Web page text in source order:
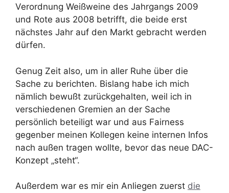
Verordnung Weißweine des Jahrgangs 2009
und Rote aus 2008 betrifft, die beide erst
nächstes Jahr auf den Markt gebracht werden
dürfen.
Genug Zeit also, um in aller Ruhe über die
Sache zu berichten. Bislang habe ich mich
nämlich bewußt zurückgehalten, weil ich in
verschiedenen Gremien an der Sache
persönlich beteiligt war und aus Fairness
gegenber meinen Kollegen keine internen Infos
nach außen tragen wollte, bevor das neue DAC-
Konzept „steht“.
Außerdem war es mir ein Anliegen zuerst die